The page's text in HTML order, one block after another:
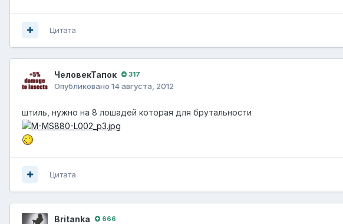
Цитата
ЧеловекТапок 317
Опубликовано 14 августа, 2012
штиль, нужно на 8 лошадей которая для брутальности
Цитата
Britanka 666